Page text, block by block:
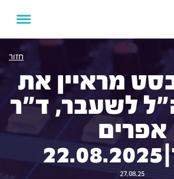
חזור
מראיין את
לשעבר, ד"ר
אפרים
27.08.25